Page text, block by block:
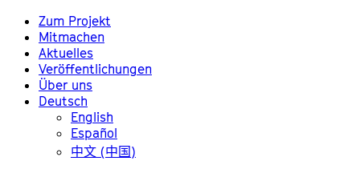
Zum Projekt
Mitmachen
Aktuelles
Veröffentlichungen
Über uns
Deutsch
English
Español
中文 (中国)